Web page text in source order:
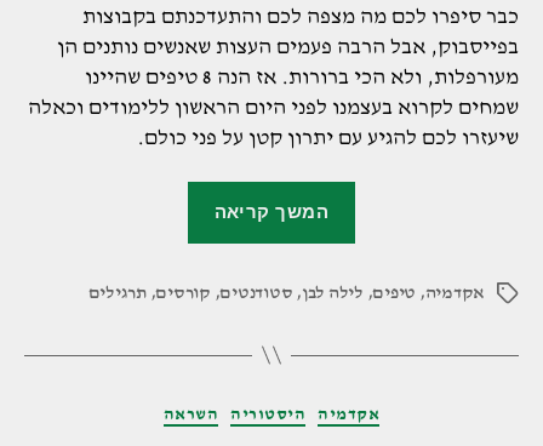
כבר סיפרו לכם מה מצפה לכם והתעדכנתם בקבוצות
בפייסבוק, אבל הרבה פעמים העצות שאנשים נותנים הן
מעורפלות, ולא הכי ברורות. אז הנה 8 טיפים שהיינו
שמחים לקרוא בעצמנו לפני היום הראשון ללימודים וכאלה
שיעזרו לכם להגיע עם יתרון קטן על פני כולם.
המשך קריאה
שמתחילים
עיצוב
תגיותאקדמיה, טיפים, לילה לבן, סטודנטים, קורסים,תרגילים
קטגוריות אקדמיה היסטוריה השראה